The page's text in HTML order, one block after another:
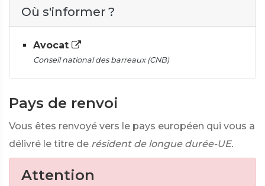
Où s'informer ?
Avocat
Conseil national des barreaux (CNB)
Pays de renvoi
Vous êtes renvoyé vers le pays européen qui vous a
délivré le titre de résident de longue durée-UE.
Attention